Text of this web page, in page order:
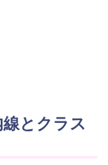
とクラス